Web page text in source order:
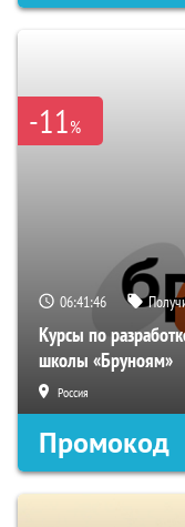
-11%
06:41:45
Курсы по
школы «Бруноям»
Россия
Промокод